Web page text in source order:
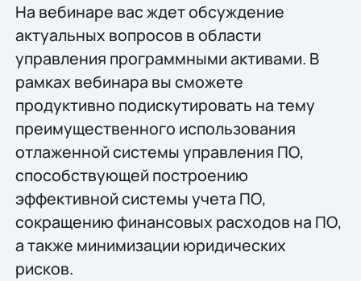
На вебинаре вас ждет обсуждение
актуальных вопросов в области
управления программными активами. В
рамках вебинара вы сможете
продуктивно подискутировать на тему
преимущественного использования
отлаженной системы управления ПО,
способствующей построению
эффективной системы учета ПО,
сокращению финансовых расходов на ПО,
а также минимизации юридических
рисков.